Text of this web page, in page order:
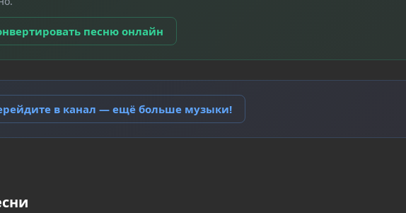
песню онлайн
в канал — ещё больше музыки!